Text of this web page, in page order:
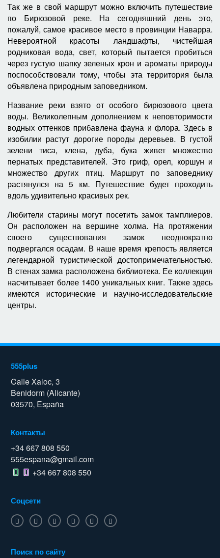
Так же в свой маршрут можно включить путешествие
по Бирюзовой реке. На сегодняшний день это,
пожалуй, самое красивое место в провинции Наварра.
Невероятной красоты ландшафты, чистейшая
родниковая вода, свет, который пытается пробиться
через густую шапку зеленых крон и ароматы природы
поспособствовали тому, чтобы эта территория была
объявлена природным заповедником.
Название реки взято от особого бирюзового цвета
воды. Великолепным дополнением к неповторимости
водных оттенков прибавлена фауна и флора. Здесь в
изобилии растут дорогие породы деревьев. В густой
зелени тиса, клена, дуба, бука живет множество
пернатых представителей. Это гриф, орел, коршун и
множество других птиц. Маршрут по заповеднику
растянулся на 5 км. Путешествие будет проходить
вдоль удивительно красивых рек.
Любители старины могут посетить замок тамплиеров.
Он расположен на вершине холма. На протяжении
своего существования замок неоднократно
подвергался осадам. В наше время крепость является
легендарной туристической достопримечательностью.
В стенах замка расположена библиотека. Ее коллекция
насчитывает более 1400 уникальных книг. Также здесь
имеются исторические и научно-исследовательские
центры.
555plus
Calle Xaloc, 3
Benidorm (Alicante)
03570, España
Контакты
+34 667 808 550
555espana@gmail.com
+34 667 808 550
Соцсети
Поиск по сайту